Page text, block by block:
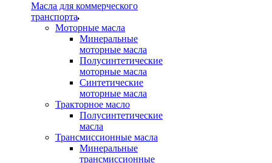
Масла для коммерческого
транспорта
Моторные масла
Минеральные
моторные масла
Полусинтетические
моторные масла
Синтетические
моторные масла
Тракторное масло
Полусинтетические
масла
Трансмиссионные масла
Минеральные
трансмиссионные